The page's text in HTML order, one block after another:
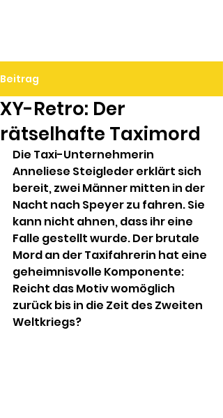
Beitrag
XY-Retro: Der
rätselhafte Taximord
Die Taxi-Unternehmerin
Anneliese Steigleder erklärt sich
bereit, zwei Männer mitten in der
Nacht nach Speyer zu fahren. Sie
kann nicht ahnen, dass ihr eine
Falle gestellt wurde. Der brutale
Mord an der Taxifahrerin hat eine
geheimnisvolle Komponente:
Reicht das Motiv womöglich
zurück bis in die Zeit des Zweiten
Weltkriegs?